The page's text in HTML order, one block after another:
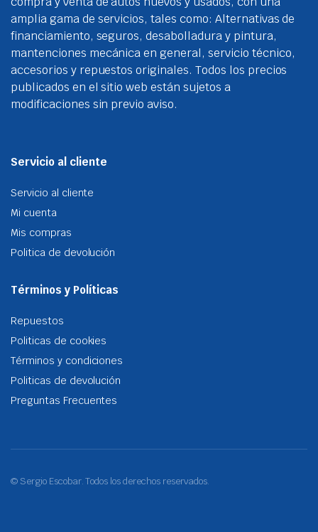
la
amplia gama de servicios, tales como: Alternativas de
financiamiento, seguros, desabolladura y pintura,
mantenciones mecánica en general, servicio técnico,
accesorios y repuestos originales. Todos los precios
publicados en el sitio web están sujetos a
modificaciones sin previo aviso.
Servicio al cliente
Servicio al cliente
Mi cuenta
Mis compras
Politica de devolución
Términos y Políticas
Repuestos
Politicas de cookies
Términos y condiciones
Politicas de devolución
Preguntas Frecuentes
© Sergio Escobar. Todos los derechos reservados.